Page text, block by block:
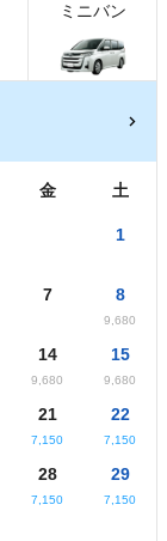
ミニバン
金 土
1
7 8
9,680
14
9,680
15
9,680
21
7,150
22
7,150
28
7,150
29
7,150